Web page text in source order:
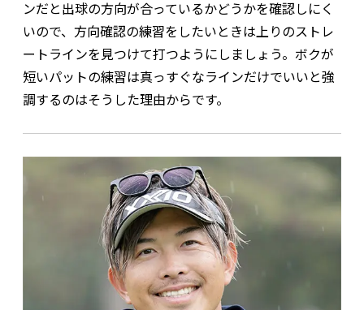
ンだと出球の方向が合っているかどうかを確認しにく
いので、方向確認の練習をしたいときは上りのストレ
ートラインを見つけて打つようにしましょう。ボクが
短いパットの練習は真っすぐなラインだけでいいと強
調するのはそうした理由からです。